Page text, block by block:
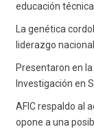
educación
La genética
liderazgo nacional
Presentaron en
Investigación en
AFIC respaldo al
opone a una